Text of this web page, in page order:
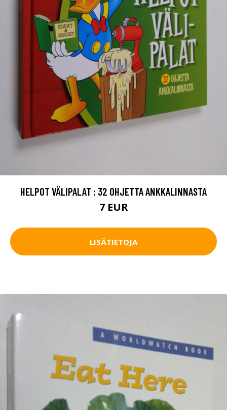
HELPOT VÄLIPALAT : 32 OHJETTA ANKKALINNASTA
7 EUR
LISÄTIETOJA